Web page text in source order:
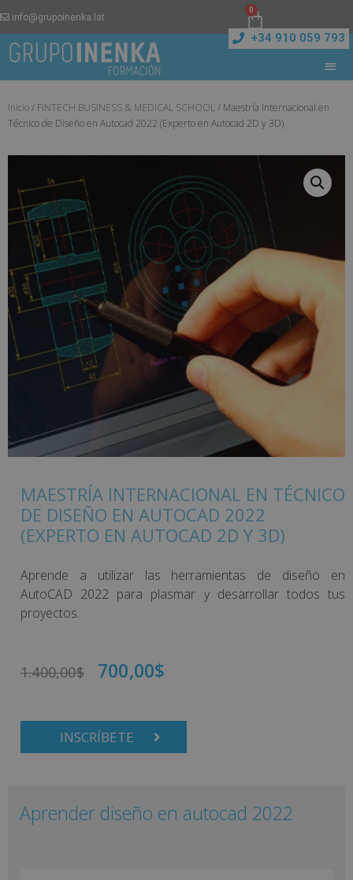
info@grupoinenka.lat
0
+34 910 059 793
Inicio/ FINTECH BUSINESS & MEDICAL SCHOOL/ Maestría Internacional en
Técnico de Diseño en Autocad 2022 (Experto en Autocad 2D y 3D)
MAESTRÍA INTERNACIONAL EN TÉCNICO
DE DISEÑO EN AUTOCAD 2022
(EXPERTO EN AUTOCAD 2D Y 3D)
Aprende a utilizar las herramientas de diseño en
AutoCAD 2022 para plasmar y desarrollar todos tus
proyectos.
1.400,00$ 700,00$
INSCRÍBETE
Aprender diseño en autocad 2022